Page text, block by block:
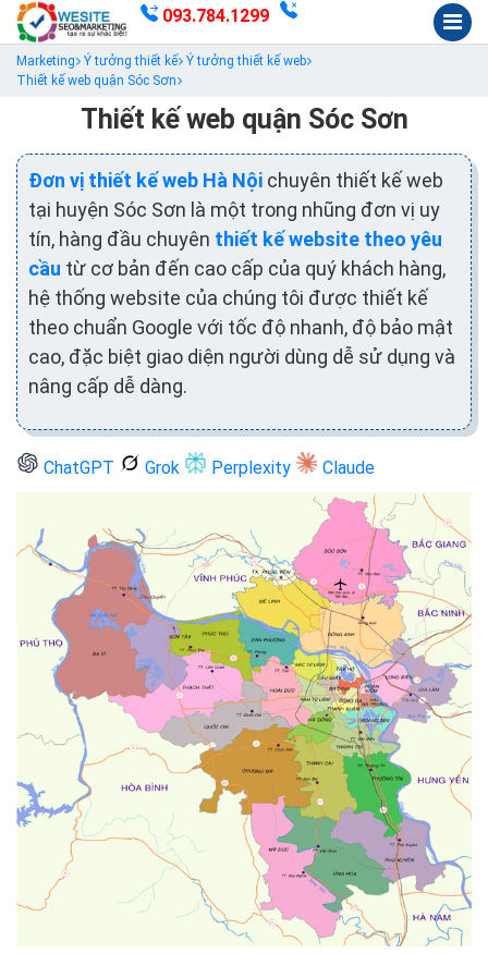
093.784.1299
Marketing Ý tưởng thiết kế Ý tưởng thiết kế web
Thiết kế web quận Sóc Sơn
Thiết kế web quận Sóc Sơn
Đơn vị thiết kế web Hà Nội chuyên thiết kế web
tại huyện Sóc Sơn là một trong nhũng đơn vị uy
tín, hàng đầu chuyên thiết kế website theo yêu
cầu từ cơ bản đến cao cấp của quý khách hàng,
hệ thống website của chúng tôi được thiết kế
theo chuẩn Google với tốc độ nhanh, độ bảo mật
cao, đặc biệt giao diện người dùng dễ sử dụng và
nâng cấp dễ dàng.
ChatGPT Grok Perplexity Claude